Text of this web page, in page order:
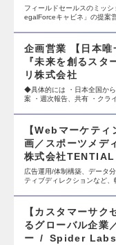
フィールドセールスのミッ
egalForceキャビネ」の提案
企画営業 【日本
『未来を創るスタ
リ株式会社
◆具体的には ・日本全国か
案 ・週次報告、共有 ・クラ
【Webマーケテ
画／スポーツメデ
株式会社TENTIAL
広告運用/体制構築、データ
ティブディレクションなど
【カスタマーサ
るグローバル企業
ー
Spider